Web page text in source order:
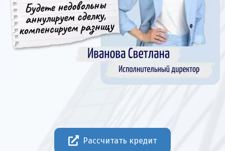
Рассчитать кредит